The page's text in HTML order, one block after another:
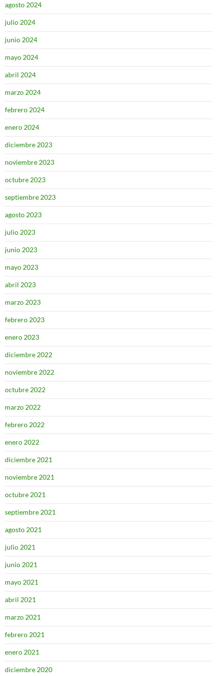
agosto 2024
julio 2024
junio 2024
mayo 2024
abril 2024
marzo 2024
febrero 2024
enero 2024
diciembre 2023
noviembre 2023
octubre 2023
septiembre 2023
agosto 2023
julio 2023
junio 2023
mayo 2023
abril 2023
marzo 2023
febrero 2023
enero 2023
diciembre 2022
noviembre 2022
octubre 2022
marzo 2022
febrero 2022
enero 2022
diciembre 2021
noviembre 2021
octubre 2021
septiembre 2021
agosto 2021
julio 2021
junio 2021
mayo 2021
abril 2021
marzo 2021
febrero 2021
enero 2021
diciembre 2020